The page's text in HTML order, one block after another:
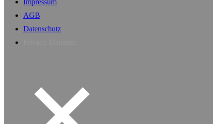
Impressum
AGB
Datenschutz